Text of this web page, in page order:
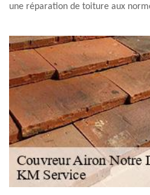
une réparation de toiture aux